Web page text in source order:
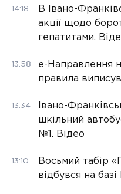
14:18
В Івано-
акції щодо
гепатитами.
13:58
е-Направлення
правила
13:34
Івано-
шкільний
№1. Відео
13:10
Восьмий табір
відбувся на